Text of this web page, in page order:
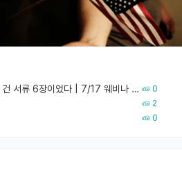
펀딩 취소로 시작된 재수, 바뀐 건 서류 6장이었다 | 7/17 웨비나 회고 0
2
0